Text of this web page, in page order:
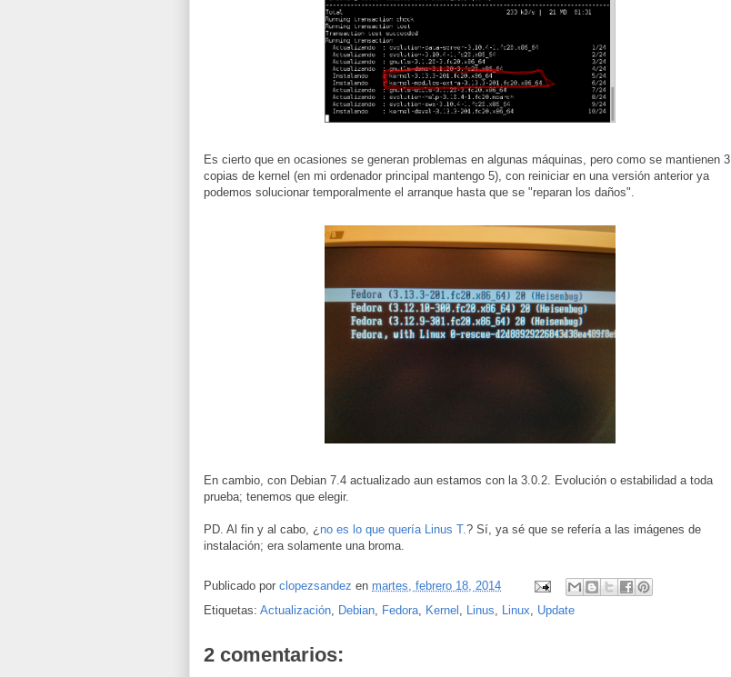
Es cierto que en ocasiones se generan problemas en algunas máquinas, pero como se mantienen 3
copias de kernel (en mi ordenador principal mantengo 5), con reiniciar en una versión anterior ya
podemos solucionar temporalmente el arranque hasta que se "reparan los daños".
En cambio, con Debian 7.4 actualizado aun estamos con la 3.0.2. Evolución o estabilidad a toda
prueba; tenemos que elegir.
PD. Al fin y al cabo, ¿ no es lo que quería Linus T.? Sí, ya sé que se refería a las imágenes de
instalación; era solamente una broma.
Publicado por clopezsandez en martes, febrero 18, 2014
Etiquetas: Actualización, Debian, Fedora, Kernel , Linus, Linux, Update
2 comentarios: